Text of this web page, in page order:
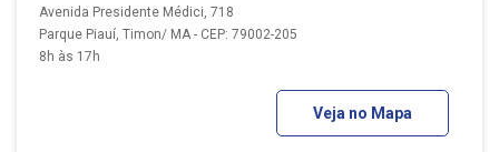
Avenida Presidente Médici, 718
Parque Piauí, Timon/ MA - CEP: 79002-205
8h às 17h
Veja no Mapa